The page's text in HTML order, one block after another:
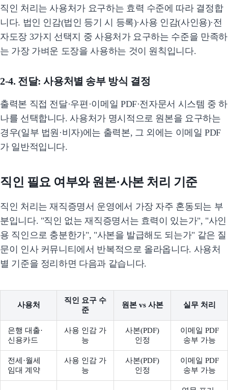
직인 처리는 사용처가 요구하는 효력 수준에 따라 결정합
니다. 법인 인감(법인 등기 시 등록)·사용 인감(사인용)·전
자도장 3가지 선택지 중 사용처가 요구하는 수준을 만족하
는 가장 가벼운 도장을 사용하는 것이 원칙입니다.
2-4. 전달: 사용처별 송부 방식 결정
출력본 직접 전달·우편·이메일 PDF·전자문서 시스템 중 하
나를 선택합니다. 사용처가 명시적으로 원본을 요구하는
경우(일부 법원·비자)에는 출력본, 그 외에는 이메일 PDF
가 일반적입니다.
직인 필요 여부와 원본·사본 처리 기준
직인 처리는 재직증명서 운영에서 가장 자주 혼동되는 부
분입니다. "직인 없는 재직증명서는 효력이 있는가", "사인
용 직인으로 충분한가", "사본을 발급해도 되는가" 같은 질
문이 인사 커뮤니티에서 반복적으로 올라옵니다. 사용처
별 기준을 정리하면 다음과 같습니다.
사용처
직인 요구 수
준
원본 vs 사본 실무 처리
은행 대출·
신용카드
사용 인감 가
능
사본(PDF)
인정
이메일 PDF
송부 가능
전세·월세
임대 계약
사용 인감 가
능
사본(PDF)
인정
이메일 PDF
송부 가능